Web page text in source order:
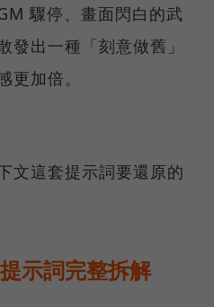
驟停、畫面閃白的武
發出一種「刻意做舊」
更加倍。
文這套提示詞要還原的
示詞完整拆解